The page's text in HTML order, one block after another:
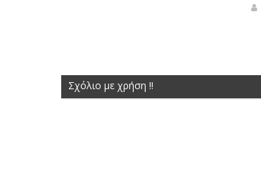
Σχόλιο με χρήση !!